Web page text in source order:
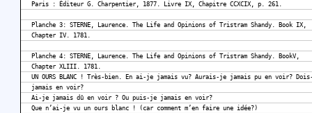
Paris : Éditeur G. Charpentier, 1877. Livre IX, Chapitre CCXCIX, p. 261.
Planche 3: STERNE, Laurence. The Life and Opinions of Tristram Shandy. Book IX,
Chapter IV. 1781.
Planche 4: STERNE, Laurence. The Life and Opinions of Tristram Shandy. BookV,
Chapter XLIII. 1781.
UN OURS BLANC ! Très-bien. En ai-je jamais vu? Aurais-je jamais pu en voir?
jamais en voir?
Ai-je jamais dû en voir ? Ou puis-je jamais en voir?
Que n’ai-je vu un ours blanc ! (car comment m’en faire une idée?)